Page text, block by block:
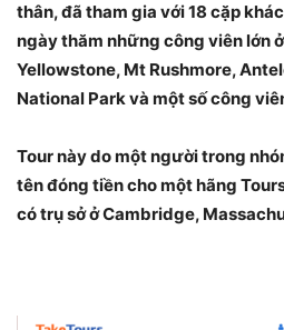
thân, đã tham gia với 18 cặp
ngày thăm những công viên lớn
Yellowstone, Mt Rushmore,
National Park và một số công
Tour này do một người trong
tên đóng tiền cho một hãng
có trụ sở ở Cambridge,